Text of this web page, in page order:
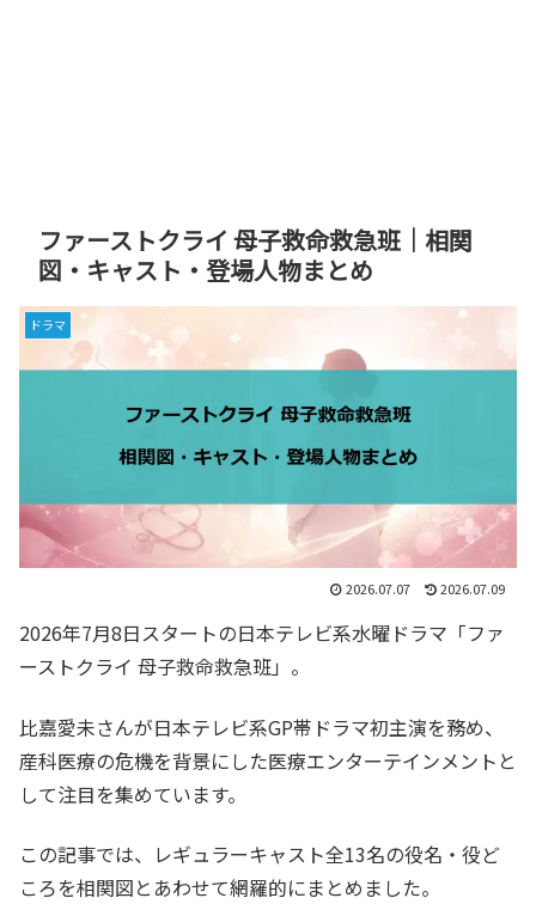
ファーストクライ 母子救命救急班｜相関
図・キャスト・登場人物まとめ
ドラマ
2026.07.07 2026.07.09
2026年7月8日スタートの日本テレビ系水曜ドラマ「ファ
ーストクライ 母子救命救急班」。
比嘉愛未さんが日本テレビ系GP帯ドラマ初主演を務め、
産科医療の危機を背景にした医療エンターテインメントと
して注目を集めています。
この記事では、レギュラーキャスト全13名の役名・役ど
ころを相関図とあわせて網羅的にまとめました。